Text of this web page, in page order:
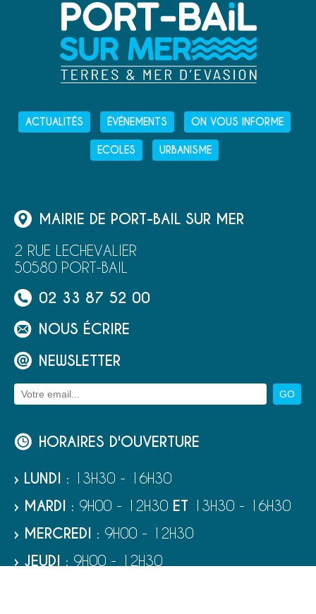
ACTUALITÉS ÉVÉNEMENTS ON VOUS INFORME
ECOLES URBANISME
MAIRIE DE PORT-BAIL SUR MER
2 RUE LECHEVALIER
50580 PORT-BAIL
02 33 87 52 00
NOUS ÉCRIRE
NEWSLETTER
HORAIRES D'OUVERTURE
› LUNDI : 13H30 - 16H30
› MARDI : 9H00 - 12H30 ET 13H30 - 16H30
› MERCREDI : 9H00 - 12H30
› JEUDI : 9H00 - 12H30